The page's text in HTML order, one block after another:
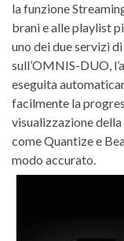
la funzione
brani e alle playlist
uno dei due servizi
sull’OMNIS-DUO,
eseguita
facilmente la
visualizzazione
come Quantize e
modo accurato.